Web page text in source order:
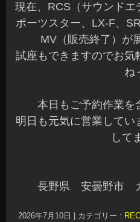
現在、RCS（サウンドエ
ポーツスター、LX-F、
MV（販売終了）が
試座もできますのでお気
ね
本日もご予約作業を
明日も元気に営業してい
して
長野県 安曇野市
2026年7月10日 カテゴリー :